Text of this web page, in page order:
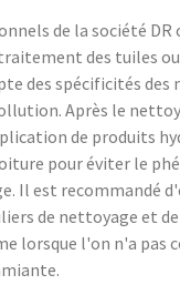
de la société DR
des tuiles ou
des spécificités des
Après le
de produits
pour éviter le
Il est recommandé
de nettoyage et
lorsque l'on n'a pas